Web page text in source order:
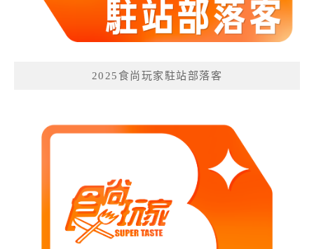
2025食尚玩家駐站部落客